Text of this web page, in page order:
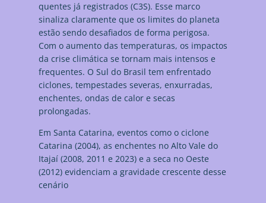
quentes já registrados (C3S). Esse marco
sinaliza claramente que os limites do planeta
estão sendo desafiados de forma perigosa.
Com o aumento das temperaturas, os impactos
da crise climática se tornam mais intensos e
frequentes. O Sul do Brasil tem enfrentado
ciclones, tempestades severas, enxurradas,
enchentes, ondas de calor e secas
prolongadas.
Em Santa Catarina, eventos como o ciclone
Catarina (2004), as enchentes no Alto Vale do
Itajaí (2008, 2011 e 2023) e a seca no Oeste
(2012) evidenciam a gravidade crescente desse
cenário